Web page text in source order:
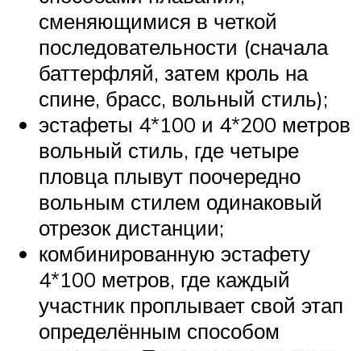
сменяющимися в четкой
последовательности (сначала
баттерфляй, затем кроль на
спине, брасс, вольный стиль);
эстафеты 4*100 и 4*200 метров
вольный стиль, где четыре
пловца плывут поочередно
вольным стилем одинаковый
отрезок дистанции;
комбинированную эстафету
4*100 метров, где каждый
участник проплывает свой этап
определённым способом